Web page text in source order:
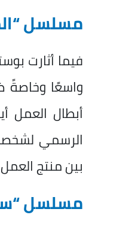
مسلسل
فيما أثارت
واسعًا وخاصةً
أبطال العمل
الرسمي
بين منتج
مسلسل